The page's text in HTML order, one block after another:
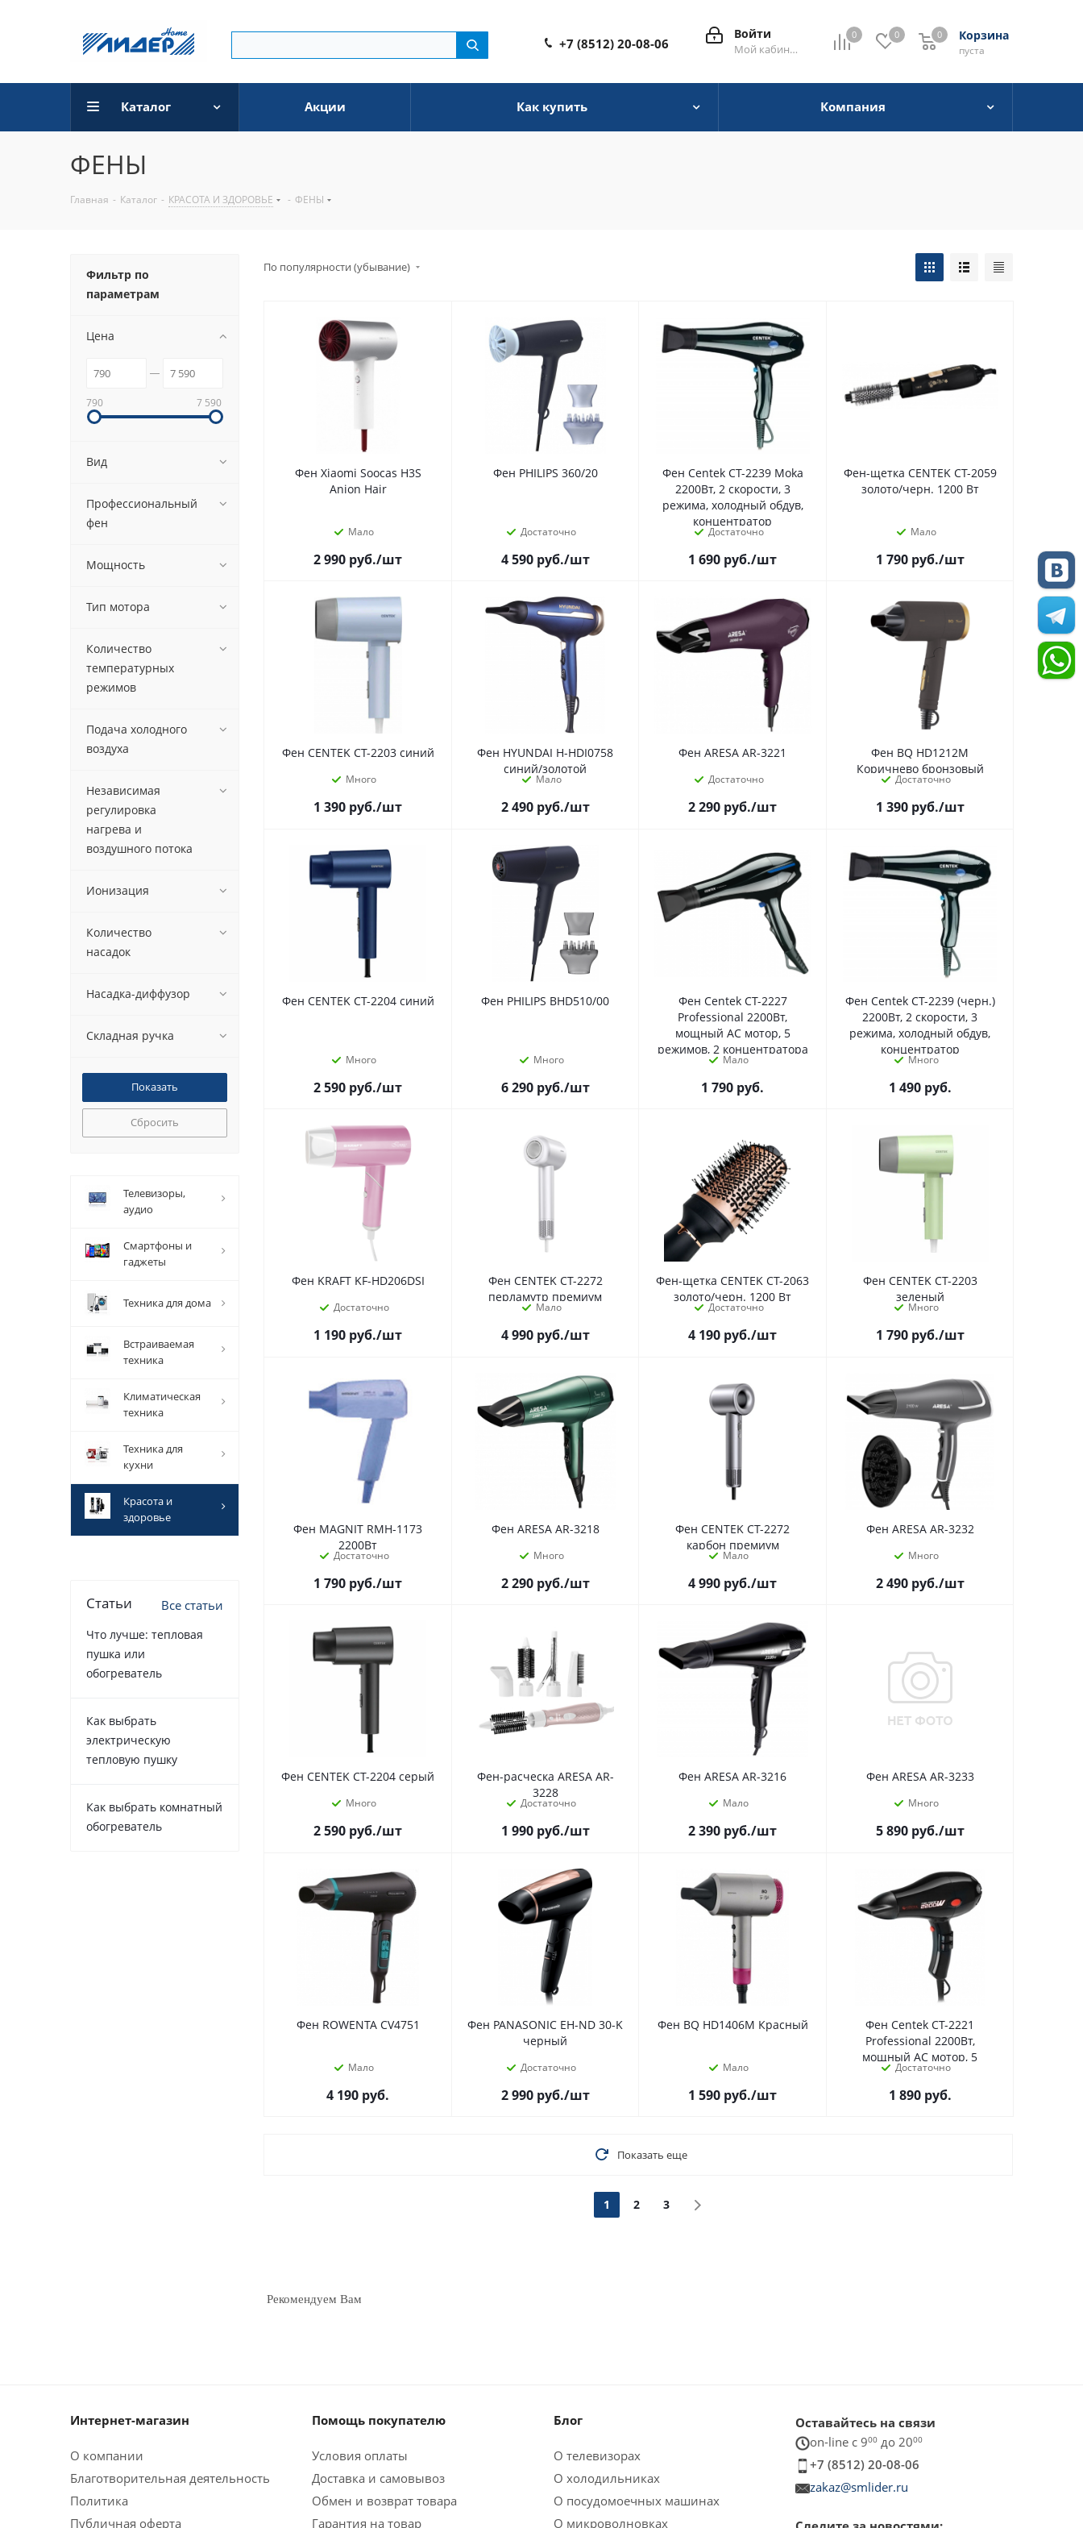
0 0 Корзина
0
пуста
0
Войти
Мой кабинет
+7 (8512) 20-08-06
Каталог Акции Как купить Компания
ФЕНЫ
Главная - Каталог - КРАСОТА И ЗДОРОВЬЕ - ФЕНЫ
По популярности (убывание)
Фен Xiaomi Soocas H3S
Anion Hair
Мало
2 990 руб./шт
Фен PHILIPS 360/20
Достаточно
4 590руб./шт
Фен Centek CT-2239 Moka
2200Вт, 2 скорости, 3
режима, холодный обдув,
концентратор
Достаточно
1 690 руб./шт
Фен-щетка CENTEK CT-2059
золото/черн. 1200 Вт
Мало
1 790руб./шт
Фен CENTEK CT-2203 синий
Много
1 390 руб./шт
Фен HYUNDAI H-HDI0758
синий/золотой
Мало
2 490руб./шт
Фен ARESA AR-3221
Достаточно
2 290 руб./шт
Фен BQ HD1212M
Коричнево бронзовый
Достаточно
1 390руб./шт
Фен CENTEK CT-2204 синий
Много
2 590 руб./шт
Фен PHILIPS BHD510/00
Много
6 290руб./шт
Фен Centek CT-2227
Professional 2200Вт,
мощный AC мотор, 5
режимов, 2 концентратора
Мало
1 790 руб.
Фен Centek CT-2239 (черн.)
2200Вт, 2 скорости, 3
режима, холодный обдув,
концентратор
Много
1 490руб.
Фен KRAFT KF-HD206DSI
Достаточно
1 190 руб./шт
Фен CENTEK CT-2272
перламутр премиум
Мало
4 990руб./шт
Фен-щетка CENTEK CT-2063
золото/черн. 1200 Вт
Достаточно
4 190 руб./шт
Фен CENTEK CT-2203
зеленый
Много
1 790руб./шт
Фен MAGNIT RMH-1173
2200Вт
Достаточно
1 790 руб./шт
Фен ARESA AR-3218
Много
2 290руб./шт
Фен CENTEK CT-2272
карбон премиум
Мало
4 990 руб./шт
Фен ARESA AR-3232
Много
2 490руб./шт
Фен CENTEK CT-2204 серый
Много
2 590 руб./шт
Фен-расческа ARESA AR-
3228
Достаточно
1 990руб./шт
Фен ARESA AR-3216
Мало
2 390 руб./шт
Фен ARESA AR-3233
Много
5 890руб./шт
Фен ROWENTA CV4751
Мало
4 190 руб.
Фен PANASONIC EH-ND 30-K
черный
Достаточно
2 990руб./шт
Фен BQ HD1406M Красный
Мало
1 590 руб./шт
Фен Centek CT-2221
Professional 2200Вт,
мощный AC мотор, 5
режимов
Достаточно
1 890руб.
Показать еще
1 2 3
Рекомендуем Вам
Фильтр по
параметрам
Цена
790 7 590
Вид
Профессиональный
фен
Мощность
Тип мотора
Количество
температурных
режимов
Подача холодного
воздуха
Независимая
регулировка
нагрева и
воздушного потока
Ионизация
Количество
насадок
Насадка-диффузор
Складная ручка
Сбросить
телевизоры,
аудио
смартфоны и
гаджеты
техника для дома
встраиваемая
техника
климатическая
техника
техника для
кухни
красота и
здоровье
Статьи Все статьи
Что лучше: тепловая
пушка или
обогреватель
Как выбрать
электрическую
тепловую пушку
Как выбрать комнатный
обогреватель
Интернет-магазин
О компании
Благотворительная деятельность
Политика
Публичная оферта
Помощь покупателю
Условия оплаты
Доставка и самовывоз
Обмен и возврат товара
Гарантия на товар
Блог
О телевизорах
О холодильниках
О посудомоечных машинах
О микроволновках
Оставайтесь на связи
on-line c 900 до 2000
+7 (8512) 20-08-06
zakaz@smlider.ru